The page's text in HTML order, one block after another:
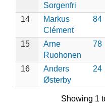
Sorgenfri
14
Markus
Clément
84
15
Arne
Ruohonen
78
16
Anders
Østerby
24
Showing 1